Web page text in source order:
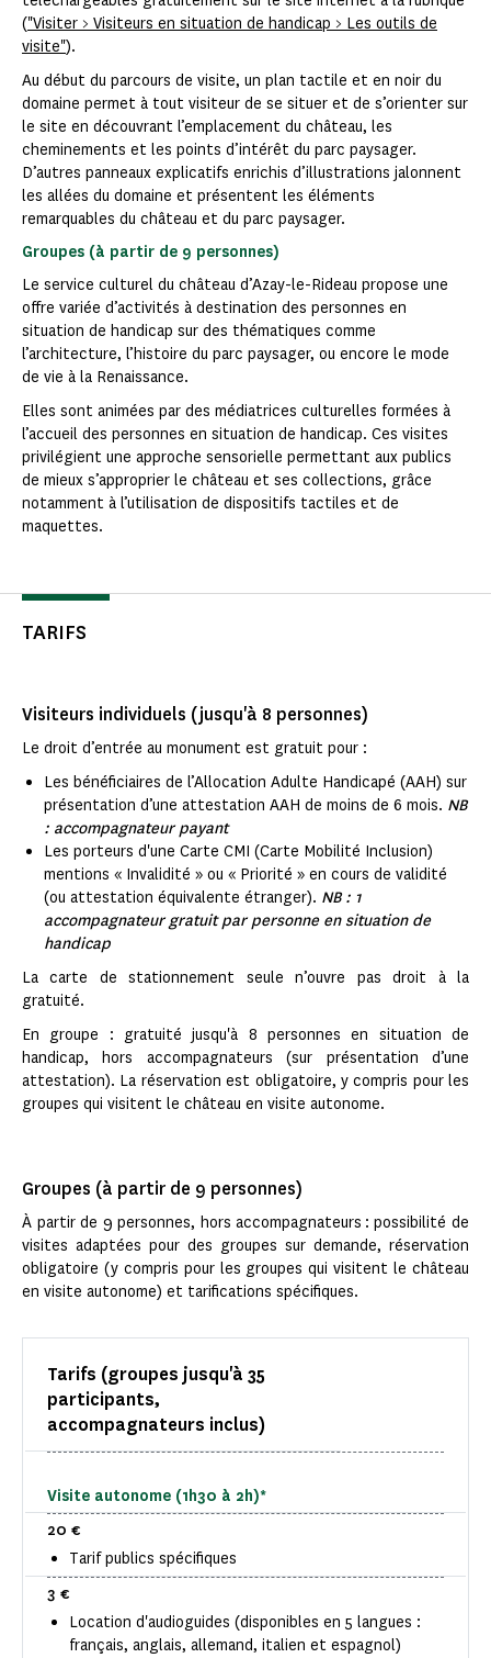
("Visiter > Visiteurs en situation de handicap > Les outils de
visite").
Au début du parcours de visite, un plan tactile et en noir du
domaine permet à tout visiteur de se situer et de s’orienter sur
le site en découvrant l’emplacement du château, les
cheminements et les points d’intérêt du parc paysager.
D’autres panneaux explicatifs enrichis d’illustrations jalonnent
les allées du domaine et présentent les éléments
remarquables du château et du parc paysager.
Groupes (à partir de 9 personnes)
Le service culturel du château d’Azay-le-Rideau propose une
offre variée d’activités à destination des personnes en
situation de handicap sur des thématiques comme
l’architecture, l’histoire du parc paysager, ou encore le mode
de vie à la Renaissance.
Elles sont animées par des médiatrices culturelles formées à
l’accueil des personnes en situation de handicap. Ces visites
privilégient une approche sensorielle permettant aux publics
de mieux s’approprier le château et ses collections, grâce
notamment à l’utilisation de dispositifs tactiles et de
maquettes.
TARIFS
Visiteurs individuels (jusqu'à 8 personnes)
Le droit d’entrée au monument est gratuit pour :
Les bénéficiaires de l’Allocation Adulte Handicapé (AAH) sur
présentation d’une attestation AAH de moins de 6 mois. NB
: accompagnateur payant
Les porteurs d'une Carte CMI (Carte Mobilité Inclusion)
mentions « Invalidité » ou « Priorité » en cours de validité
(ou attestation équivalente étranger). NB : 1
accompagnateur gratuit par personne en situation de
handicap
La carte de stationnement seule n’ouvre pas droit à la
gratuité.
En groupe : gratuité jusqu'à 8 personnes en situation de
handicap, hors accompagnateurs (sur présentation d’une
attestation). La réservation est obligatoire, y compris pour les
groupes qui visitent le château en visite autonome.
Groupes (à partir de 9 personnes)
À partir de 9 personnes, hors accompagnateurs : possibilité de
visites adaptées pour des groupes sur demande, réservation
obligatoire (y compris pour les groupes qui visitent le château
en visite autonome) et tarifications spécifiques.
Tarifs (groupes jusqu'à 35
participants,
accompagnateurs inclus)
Visite autonome (1h30 à 2h)*
Tarif publics spécifiques
20 €
Location d'audioguides (disponibles en 5 langues :
français, anglais, allemand, italien et espagnol)
3 €